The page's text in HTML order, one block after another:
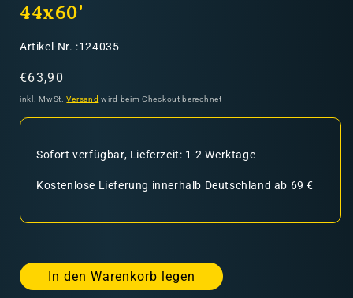
44x60'
SKU:
Artikel-Nr. :124035
Normaler
Preis
€63,90
inkl. MwSt.Versand wird beim Checkout berechnet
Sofort verfügbar, Lieferzeit: 1-2 Werktage
Kostenlose Lieferung innerhalb Deutschland ab 69 €
In den Warenkorb legen